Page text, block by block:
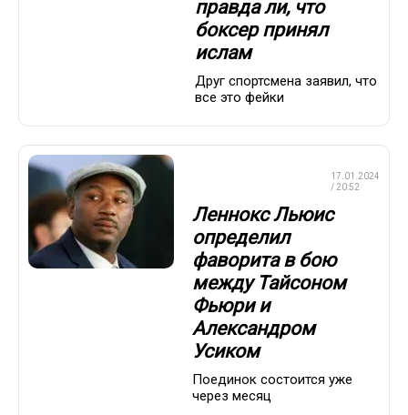
правда ли, что
боксер принял
ислам
Друг спортсмена заявил, что
все это фейки
17.01.2024
/ 20:52
Леннокс Льюис
определил
фаворита в бою
между Тайсоном
Фьюри и
Александром
Усиком
Поединок состоится уже
через месяц